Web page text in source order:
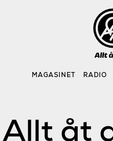
MAGASINET RADIO
Allt åt